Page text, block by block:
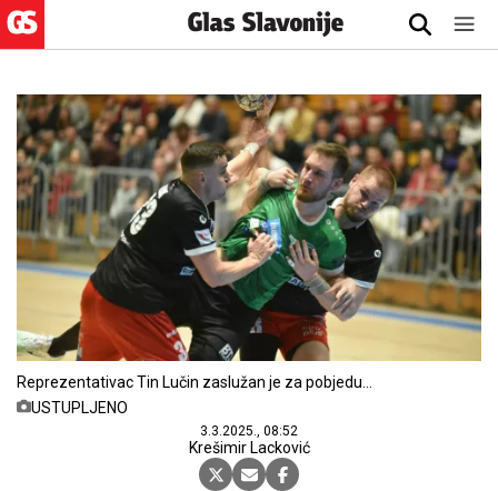
Reprezentativac Tin Lučin zaslužan je za pobjedu
NEXE-a u Čakovcu
USTUPLJENO
3.3.2025., 08:52
Krešimir Lacković